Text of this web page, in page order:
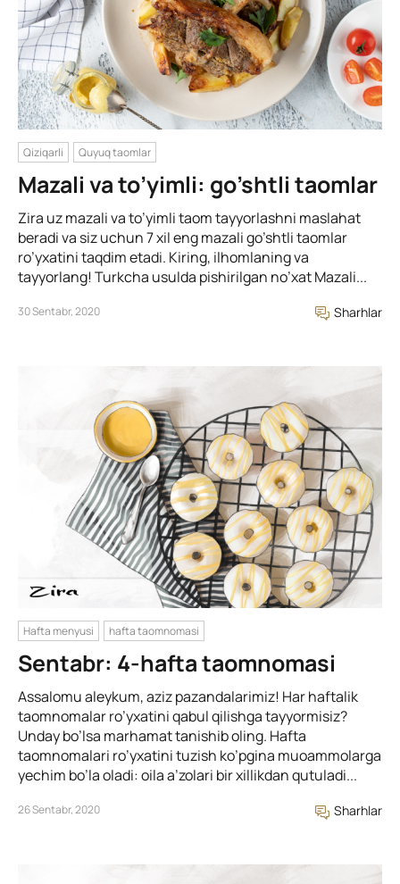
Qiziqarli Quyuq taomlar
Mazali va to’yimli: go’shtli taomlar
Zira uz mazali va to’yimli taom tayyorlashni maslahat
beradi va siz uchun 7 xil eng mazali go’shtli taomlar
ro’yxatini taqdim etadi. Kiring, ilhomlaning va
tayyorlang! Turkcha usulda pishirilgan no’xat Mazali...
30 Sentabr, 2020 Sharhlar
Hafta menyusi hafta taomnomasi
Sentabr: 4-hafta taomnomasi
Assalomu aleykum, aziz pazandalarimiz! Har haftalik
taomnomalar ro’yxatini qabul qilishga tayyormisiz?
Unday bo’lsa marhamat tanishib oling. Hafta
taomnomalari ro’yxatini tuzish ko’pgina muoammolarga
yechim bo’la oladi: oila a’zolari bir xillikdan qutuladi...
26 Sentabr, 2020 Sharhlar